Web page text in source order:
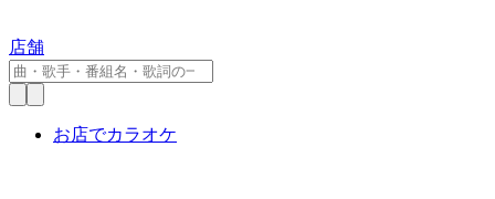
店舗
お店でカラオケ